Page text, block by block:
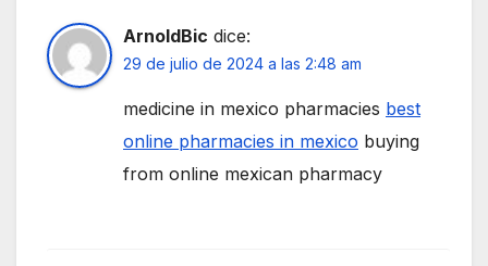
ArnoldBic dice:
29 de julio de 2024 a las 2:48 am
medicine in mexico pharmacies best
online pharmacies in mexico buying
from online mexican pharmacy